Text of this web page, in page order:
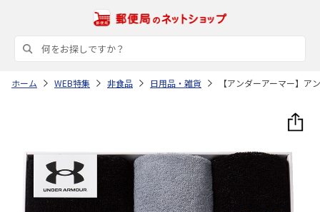
ホーム WEB特集 非食品 日用品・雑貨 【アンダーアーマー】